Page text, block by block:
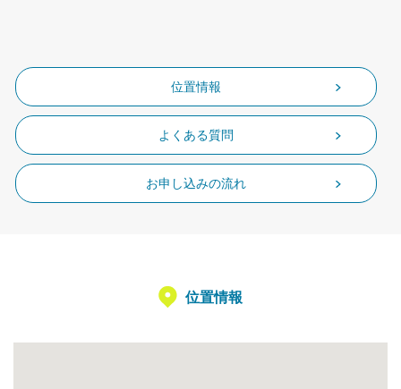
位置情報
よくある質問
お申し込みの流れ
位置情報